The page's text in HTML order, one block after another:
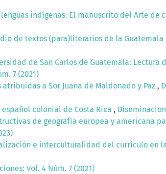
indígenas: El manuscrito del Arte de
de textos (para)literarios de la Guatemala
de San Carlos de Guatemala: Lectura
7 (2021)
a Sor Juana de Maldonado y Paz ,
colonial de Costa Rica ,
de geografía europea y americana
e interculturalidad del currículo en
Vol. 4 Núm. 7 (2021)